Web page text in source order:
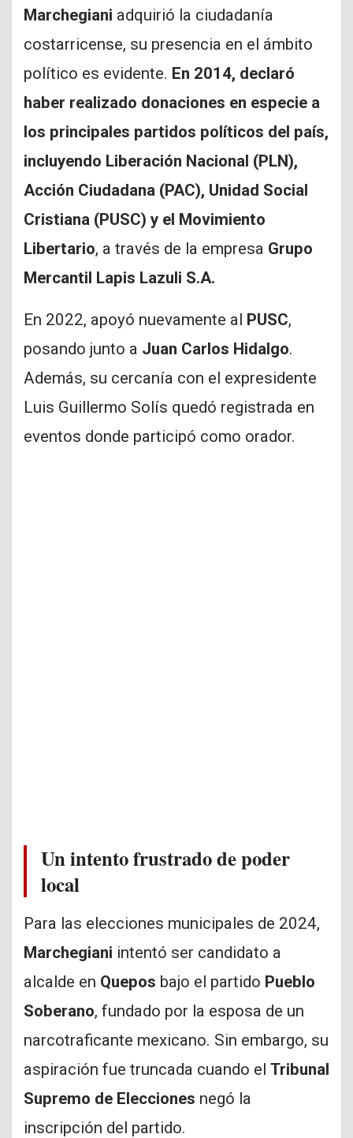
Marchegiani adquirió la ciudadanía
costarricense, su presencia en el ámbito
político es evidente. En 2014, declaró
haber realizado donaciones en especie a
los principales partidos políticos del país,
incluyendo Liberación Nacional (PLN),
Acción Ciudadana (PAC), Unidad Social
Cristiana (PUSC) y el Movimiento
Libertario, a través de la empresa Grupo
Mercantil Lapis Lazuli S.A.
En 2022, apoyó nuevamente al PUSC,
posando junto a Juan Carlos Hidalgo.
Además, su cercanía con el expresidente
Luis Guillermo Solís quedó registrada en
eventos donde participó como orador.
Un intento frustrado de poder
local
Para las elecciones municipales de 2024,
Marchegiani intentó ser candidato a
alcalde en Quepos bajo el partido Pueblo
Soberano, fundado por la esposa de un
narcotraficante mexicano. Sin embargo, su
aspiración fue truncada cuando el Tribunal
Supremo de Elecciones negó la
inscripción del partido.